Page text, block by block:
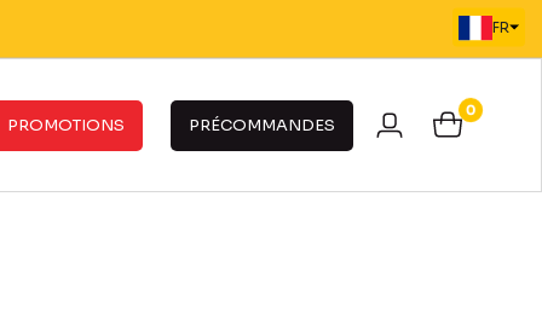
FR
PROMOTIONS PRÉCOMMANDES
0